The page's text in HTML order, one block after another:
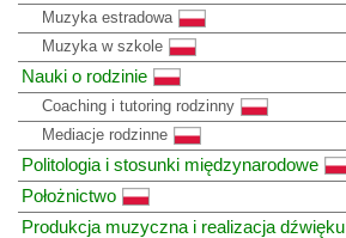
Muzyka estradowa
Muzyka w szkole
Nauki o rodzinie
Coaching i tutoring rodzinny
Mediacje rodzinne
Politologia i stosunki międzynarodowe
Położnictwo
Produkcja muzyczna i realizacja dźwięku